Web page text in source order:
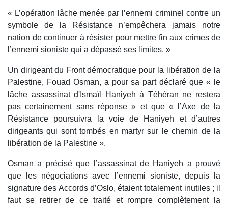
« L’opération lâche menée par l’ennemi criminel contre un
symbole de la Résistance n’empêchera jamais notre
nation de continuer à résister pour mettre fin aux crimes de
l’ennemi sioniste qui a dépassé ses limites. »
Un dirigeant du Front démocratique pour la libération de la
Palestine, Fouad Osman, a pour sa part déclaré que « le
lâche assassinat d'Ismaïl Haniyeh à Téhéran ne restera
pas certainement sans réponse » et que « l’Axe de la
Résistance poursuivra la voie de Haniyeh et d’autres
dirigeants qui sont tombés en martyr sur le chemin de la
libération de la Palestine ».
Osman a précisé que l’assassinat de Haniyeh a prouvé
que les négociations avec l’ennemi sioniste, depuis la
signature des Accords d’Oslo, étaient totalement inutiles ; il
faut se retirer de ce traité et rompre complètement la